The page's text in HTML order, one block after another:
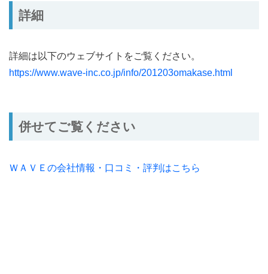
詳細
詳細は以下のウェブサイトをご覧ください。
https://www.wave-inc.co.jp/info/201203omakase.html
併せてご覧ください
ＷＡＶＥの会社情報・口コミ・評判はこちら